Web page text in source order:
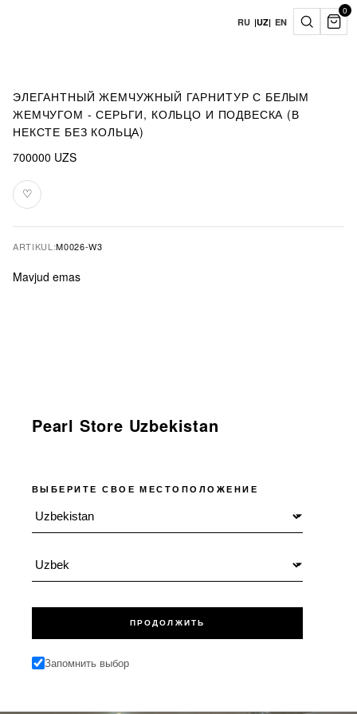
RU |UZ| EN
0
ЭЛЕГАНТНЫЙ ЖЕМЧУЖНЫЙ ГАРНИТУР С БЕЛЫМ
ЖЕМЧУГОМ - СЕРЬГИ, КОЛЬЦО И ПОДВЕСКА (В
НЕКСТЕ БЕЗ КОЛЬЦА)
700000 UZS
♡Sevimlilarga
qo‘shish
ARTIKUL:M0026-W3
Mavjud emas
Pearl Store Uzbekistan
ВЫБЕРИТЕ СВОЕ МЕСТОПОЛОЖЕНИЕ
Местоположение
Язык
ПРОДОЛЖИТЬ
Запомнить выбор